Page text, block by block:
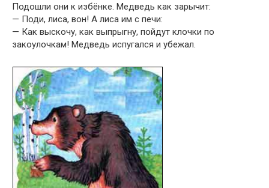
Подошли они к избёнке. Медведь как зарычит:
— Поди, лиса, вон! А лиса им с печи:
— Как выскочу, как выпрыгну, пойдут клочки по
закоулочкам! Медведь испугался и убежал.